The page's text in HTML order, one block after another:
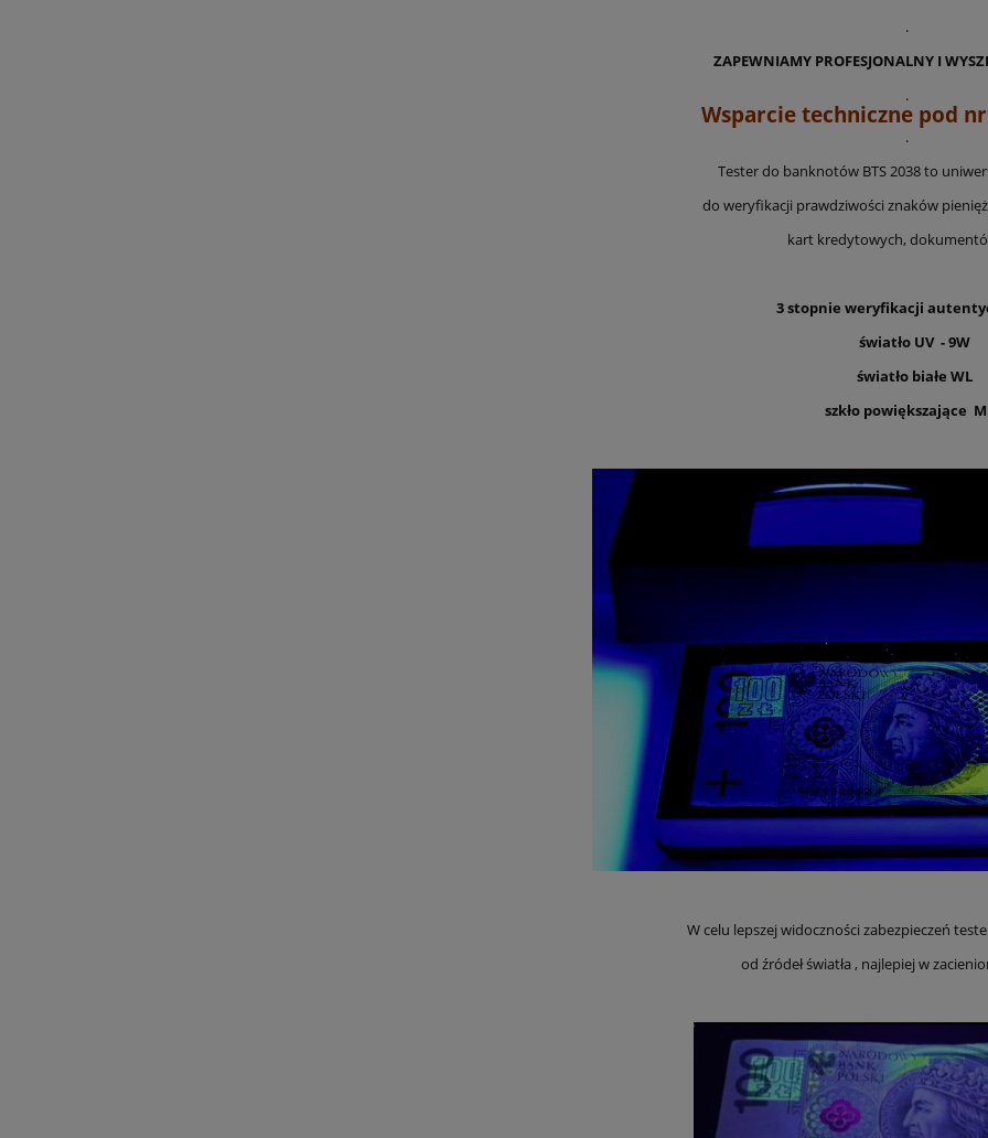
.
ZAPEWNIAMY PROFESJONALNY I
.
Wsparcie techniczne pod nr
.
Tester do banknotów BTS 2038 to
do weryfikacji prawdziwości znaków
kart kredytowych,
3 stopnie weryfikacji
światło UV - 9W
światło białe WL
szkło powiększające
W celu lepszej widoczności zabezpieczeń
od źródeł światła , najlepiej w